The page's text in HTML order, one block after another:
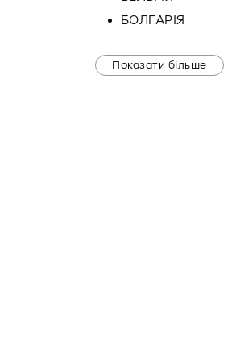
БОЛГАРІЯ
Показати більше